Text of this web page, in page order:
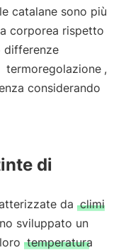
catalane sono più
corporea rispetto
differenze
termoregolazione ,
considerando
di
da climi
sviluppato un
temperatura